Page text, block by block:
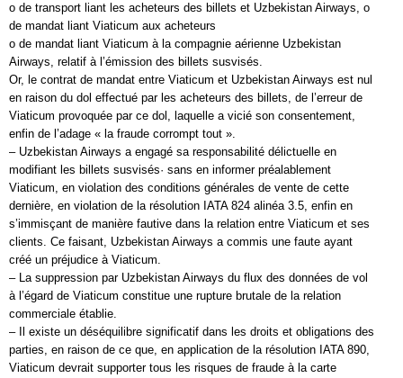
o de transport liant les acheteurs des billets et Uzbekistan Airways, o
de mandat liant Viaticum aux acheteurs
o de mandat liant Viaticum à la compagnie aérienne Uzbekistan
Airways, relatif à l’émission des billets susvisés.
Or, le contrat de mandat entre Viaticum et Uzbekistan Airways est nul
en raison du dol effectué par les acheteurs des billets, de l’erreur de
Viaticum provoquée par ce dol, laquelle a vicié son consentement,
enfin de l’adage « la fraude corrompt tout ».
– Uzbekistan Airways a engagé sa responsabilité délictuelle en
modifiant les billets susvisés· sans en informer préalablement
Viaticum, en violation des conditions générales de vente de cette
dernière, en violation de la résolution IATA 824 alinéa 3.5, enfin en
s’immisçant de manière fautive dans la relation entre Viaticum et ses
clients. Ce faisant, Uzbekistan Airways a commis une faute ayant
créé un préjudice à Viaticum.
– La suppression par Uzbekistan Airways du flux des données de vol
à l’égard de Viaticum constitue une rupture brutale de la relation
commerciale établie.
– Il existe un déséquilibre significatif dans les droits et obligations des
parties, en raison de ce que, en application de la résolution IATA 890,
Viaticum devrait supporter tous les risques de fraude à la carte